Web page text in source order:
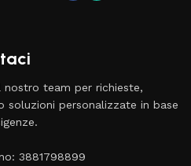
nostro team per richieste,
soluzioni personalizzate in base
3881798899